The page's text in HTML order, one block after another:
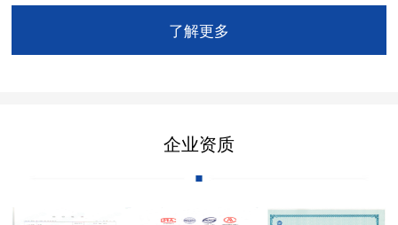
了解更多
企业资质